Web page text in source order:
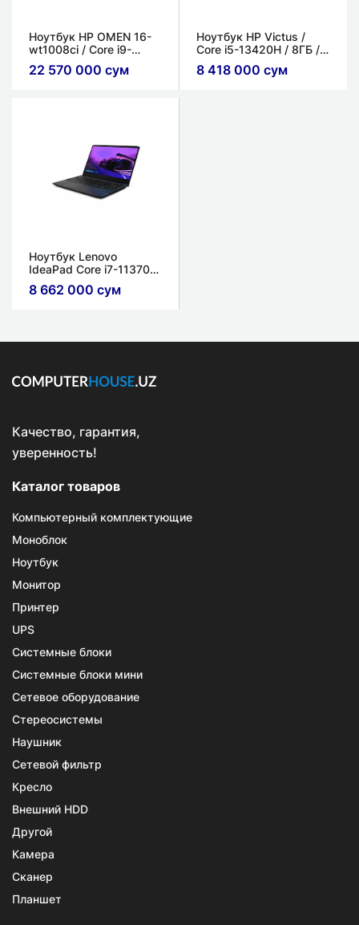
Ноутбук HP OMEN 16-
wt1008ci / Core i9-
14900HX / 32ГБ / 1ТБ /
RTX 4070 8ГБ / 16'' FHD
22 570 000 сум
Ноутбук HP Victus /
Core i5-13420H / 8ГБ /
512ГБ / 3050 6GB /
15.6'' 144Hz
8 418 000 сум
Ноутбук Lenovo
IdeaPad Core i7-11370H
/ 8ГБ / 512ГБ SSD / GTX
1650 4ГБ / 15.6'' FHD
8 662 000 сум
Качество, гарантия,
уверенность!
Каталог товаров
Компьютерный комплектующие
Моноблок
Ноутбук
Монитор
Принтер
UPS
Системные блоки
Системные блоки мини
Сетевое оборудование
Стереосистемы
Наушник
Сетевой фильтр
Кресло
Внешний HDD
Другой
Камера
Сканер
Планшет